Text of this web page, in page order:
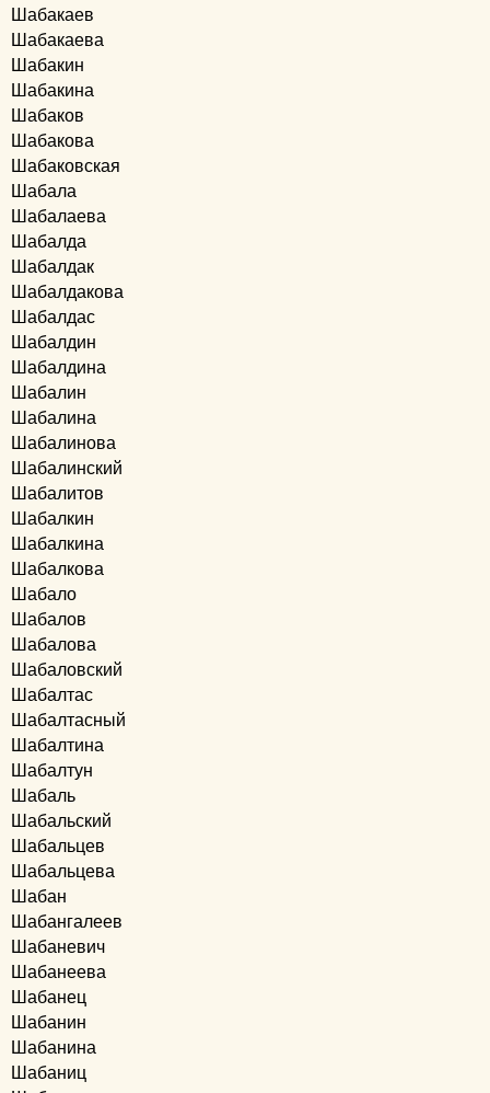
Шабакаев
Шабакаева
Шабакин
Шабакина
Шабаков
Шабакова
Шабаковская
Шабала
Шабалаева
Шабалда
Шабалдак
Шабалдакова
Шабалдас
Шабалдин
Шабалдина
Шабалин
Шабалина
Шабалинова
Шабалинский
Шабалитов
Шабалкин
Шабалкина
Шабалкова
Шабало
Шабалов
Шабалова
Шабаловский
Шабалтас
Шабалтасный
Шабалтина
Шабалтун
Шабаль
Шабальский
Шабальцев
Шабальцева
Шабан
Шабангалеев
Шабаневич
Шабанеева
Шабанец
Шабанин
Шабанина
Шабаниц